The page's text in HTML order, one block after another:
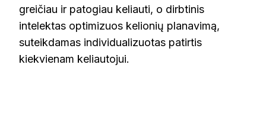
greičiau ir patogiau keliauti, o dirbtinis
intelektas optimizuos kelionių planavimą,
suteikdamas individualizuotas patirtis
kiekvienam keliautojui.